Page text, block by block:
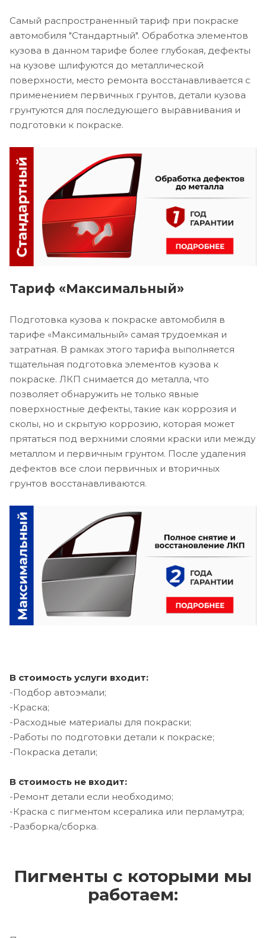
Самый распространенный тариф при покраске
автомобиля "Стандартный". Обработка элементов
кузова в данном тарифе более глубокая, дефекты
на кузове шлифуются до металлической
поверхности, место ремонта восстанавливается с
применением первичных грунтов, детали кузова
грунтуются для последующего выравнивания и
подготовки к покраске.
Тариф «Максимальный»
Подготовка кузова к покраске автомобиля в
тарифе «Максимальный» самая трудоемкая и
затратная. В рамках этого тарифа выполняется
тщательная подготовка элементов кузова к
покраске. ЛКП снимается до металла, что
позволяет обнаружить не только явные
поверхностные дефекты, такие как коррозия и
сколы, но и скрытую коррозию, которая может
прятаться под верхними слоями краски или между
металлом и первичным грунтом. После удаления
дефектов все слои первичных и вторичных
грунтов восстанавливаются.
В стоимость услуги входит:
-Подбор автоэмали;
-Краска;
-Расходные материалы для покраски;
-Работы по подготовки детали к покраске;
-Покраска детали;
В стоимость не входит:
-Ремонт детали если необходимо;
-Краска с пигментом ксералика или перламутра;
-Разборка/сборка.
Пигменты с которыми мы
работаем: